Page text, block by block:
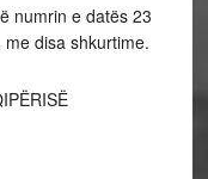
numrin e datës 23
disa shkurtime.